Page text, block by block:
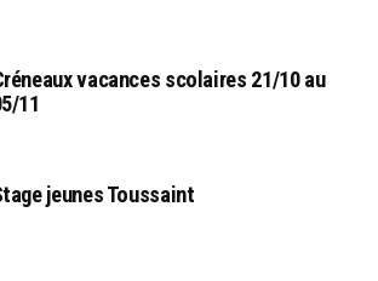
vacances scolaires 21/10 au
11
jeunes Toussaint